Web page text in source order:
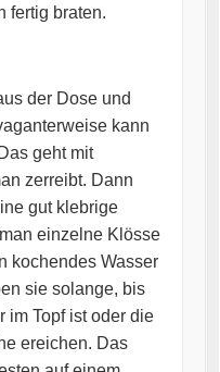
fertig braten.
der Dose und
kann
geht mit
zerreibt. Dann
gut klebrige
einzelne Klösse
kochendes Wasser
sie solange, bis
im Topf ist oder die
ereichen. Das